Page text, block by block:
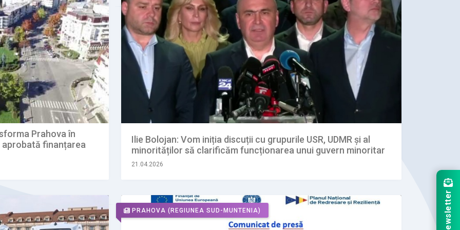
Prahova în
finanțarea
Ilie Bolojan: Vom iniția discuții cu grupurile USR, UDMR și al
minorităților să clarificăm funcționarea unui guvern minoritar
21.04.2026
PRAHOVA (REGIUNEA SUD-MUNTENIA) Newsletter